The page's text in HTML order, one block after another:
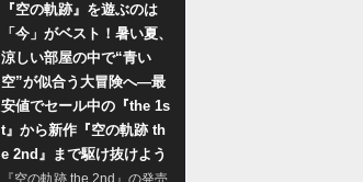
『空の軌跡』を遊ぶのは
「今」がベスト！暑い夏、
涼しい部屋の中で“青い
空”が似合う大冒険へ―最
安値でセール中の『the 1s
t』から新作『空の軌跡 th
e 2nd』まで駆け抜けよう
『空の軌跡 the 2nd』の発売